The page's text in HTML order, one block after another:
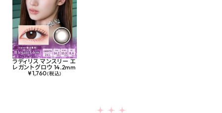
ラディリス マンスリー エ
レガントグロウ 14.2mm
¥1,760(税込)